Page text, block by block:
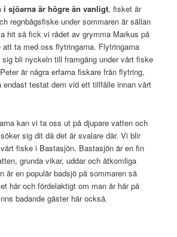
i sjöarna är högre än vanligt, fisket är
regnbågsfiske under sommaren är sällan
hit så fick vi rådet av grymma Markus på
ta med oss flytringarna. Flytringarna
bli nyckeln till framgång under vårt fiske
är några erfarna fiskare från flytring,
endast testat dem vid ett tillfälle innan vårt
kan vi ta oss ut på djupare vatten och
sig dit då det är svalare där. Vi blir
fiske i Bastasjön. Bastasjön är en fin
grunda vikar, uddar och åtkomliga
är en populär badsjö på sommaren så
här och fördelaktigt om man är här på
badande gäster här också.